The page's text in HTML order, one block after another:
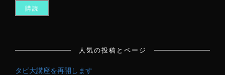
ド
人気の投稿とページ
タピ大講座を再開します